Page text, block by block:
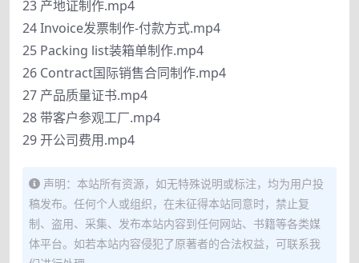
23 产地证制作.mp4
24 Invoice发票制作-付款方式.mp4
25 Packing list装箱单制作.mp4
26 Contract国际销售合同制作.mp4
27 产品质量证书.mp4
28 带客户参观工厂.mp4
29 开公司费用.mp4
声明：本站所有资源，如无特殊说明或标注，均为用户投
稿发布。任何个人或组织，在未征得本站同意时，禁止复
制、盗用、采集、发布本站内容到任何网站、书籍等各类媒
体平台。如若本站内容侵犯了原著者的合法权益，可联系我